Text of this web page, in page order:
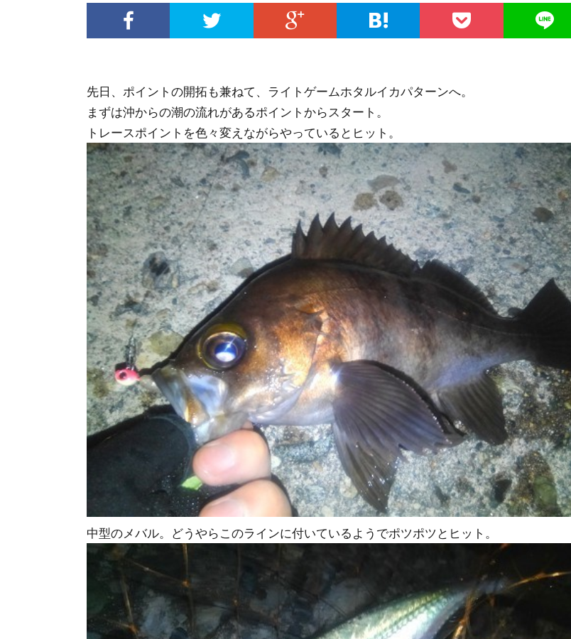
先日、ポイントの開拓も兼ねて、ライトゲームホタルイカパターンへ。
まずは沖からの潮の流れがあるポイントからスタート。
トレースポイントを色々変えながらやっているとヒット。
中型のメバル。どうやらこのラインに付いているようでポツポツとヒット。